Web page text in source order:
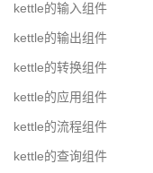
kettle的输入组件
kettle的输出组件
kettle的转换组件
kettle的应用组件
kettle的流程组件
kettle的查询组件